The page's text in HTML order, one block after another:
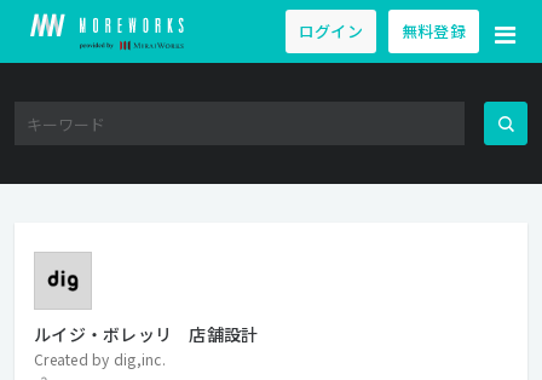
ログイン 無料登録
ルイジ・ボレッリ 店舗設計
Created by dig,inc.